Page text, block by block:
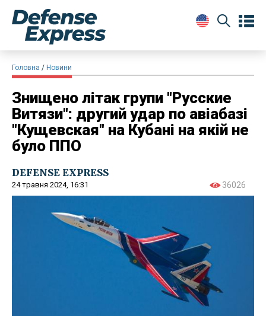
Головна Новини
Знищено літак групи "Русские
Витязи": другий удар по авіабазі
"Кущевская" на Кубані на якій не
було ППО
DEFENSE EXPRESS
24 травня 2024, 16:31 36026